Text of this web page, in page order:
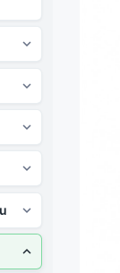





